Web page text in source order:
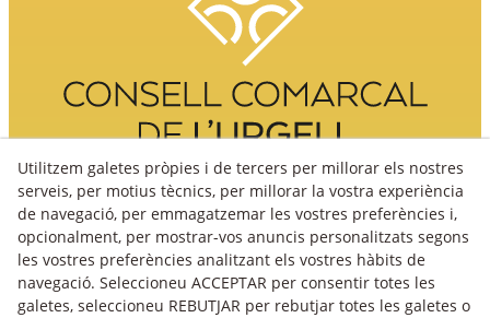
Utilitzem galetes pròpies i de tercers per millorar els nostres
serveis, per motius tècnics, per millorar la vostra experiència
de navegació, per emmagatzemar les vostres preferències i,
opcionalment, per mostrar-vos anuncis personalitzats segons
les vostres preferències analitzant els vostres hàbits de
navegació. Seleccioneu ACCEPTAR per consentir totes les
galetes, seleccioneu REBUTJAR per rebutjar totes les galetes o